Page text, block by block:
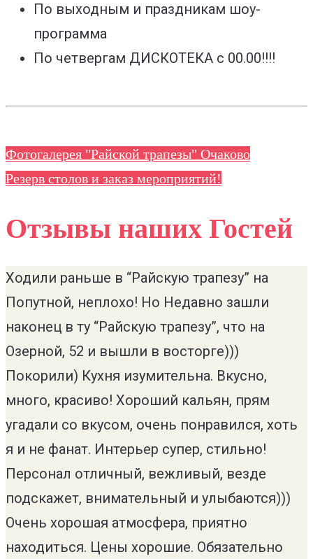
По выходным и праздникам шоу-
программа
По четвергам ДИСКОТЕКА с 00.00!!!!
Фотогалерея "Райской трапезы" Очаково
Резерв столов и заказ мероприятий!
Отзывы наших Гостей
Ходили раньше в “Райскую трапезу” на
Попутной, неплохо! Но Недавно зашли
наконец в ту “Райскую трапезу”, что на
Озерной, 52 и вышли в восторге)))
Покорили) Кухня изумительна. Вкусно,
много, красиво! Хороший кальян, прям
угадали со вкусом, очень понравился, хоть
я и не фанат. Интерьер супер, стильно!
Персонал отличный, вежливый, везде
подскажет, внимательный и улыбаются)))
Очень хорошая атмосфера, приятно
находиться. Цены хорошие. Обязательно